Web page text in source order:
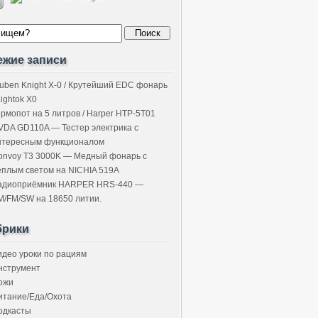
записи
Knight X-0 / Крутейший EDC фонарь
X0
на 5 литров / Harper HTP-5T01
GD110A — Тестер электрика с
функционалом
T3 3000K — Медный фонарь с
светом на NICHIA 519A
HARPER HRS-440 —
FM/SW на 18650 литии.
уроки по рациям
Еда/Охота